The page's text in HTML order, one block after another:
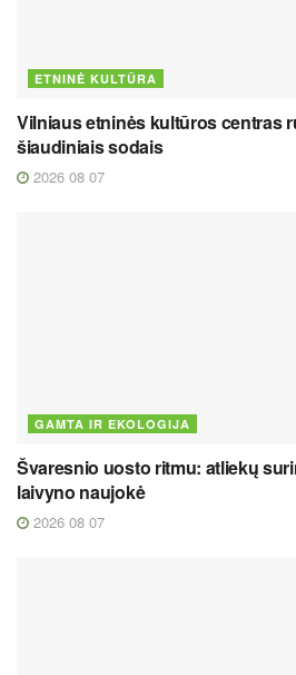
ETNINĖ KULTŪRA
Vilniaus etninės kultūros centras
šiaudiniais sodais
2026 08 07
GAMTA IR EKOLOGIJA
Švaresnio uosto ritmu: atliekų
laivyno naujokė
2026 08 07